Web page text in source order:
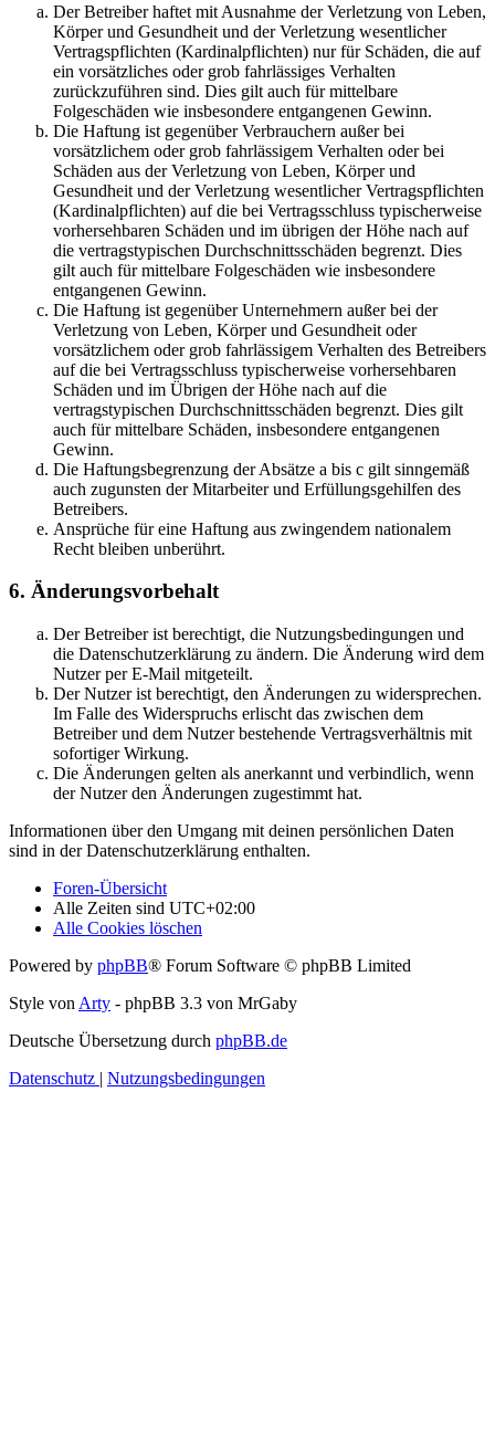
Der Betreiber haftet mit Ausnahme der Verletzung von Leben,
Körper und Gesundheit und der Verletzung wesentlicher
Vertragspflichten (Kardinalpflichten) nur für Schäden, die auf
ein vorsätzliches oder grob fahrlässiges Verhalten
zurückzuführen sind. Dies gilt auch für mittelbare
Folgeschäden wie insbesondere entgangenen Gewinn.
Die Haftung ist gegenüber Verbrauchern außer bei
vorsätzlichem oder grob fahrlässigem Verhalten oder bei
Schäden aus der Verletzung von Leben, Körper und
Gesundheit und der Verletzung wesentlicher Vertragspflichten
(Kardinalpflichten) auf die bei Vertragsschluss typischerweise
vorhersehbaren Schäden und im übrigen der Höhe nach auf
die vertragstypischen Durchschnittsschäden begrenzt. Dies
gilt auch für mittelbare Folgeschäden wie insbesondere
entgangenen Gewinn.
Die Haftung ist gegenüber Unternehmern außer bei der
Verletzung von Leben, Körper und Gesundheit oder
vorsätzlichem oder grob fahrlässigem Verhalten des Betreibers
auf die bei Vertragsschluss typischerweise vorhersehbaren
Schäden und im Übrigen der Höhe nach auf die
vertragstypischen Durchschnittsschäden begrenzt. Dies gilt
auch für mittelbare Schäden, insbesondere entgangenen
Gewinn.
Die Haftungsbegrenzung der Absätze a bis c gilt sinngemäß
auch zugunsten der Mitarbeiter und Erfüllungsgehilfen des
Betreibers.
Ansprüche für eine Haftung aus zwingendem nationalem
Recht bleiben unberührt.
6. Änderungsvorbehalt
Der Betreiber ist berechtigt, die Nutzungsbedingungen und
die Datenschutzerklärung zu ändern. Die Änderung wird dem
Nutzer per E-Mail mitgeteilt.
Der Nutzer ist berechtigt, den Änderungen zu widersprechen.
Im Falle des Widerspruchs erlischt das zwischen dem
Betreiber und dem Nutzer bestehende Vertragsverhältnis mit
sofortiger Wirkung.
Die Änderungen gelten als anerkannt und verbindlich, wenn
der Nutzer den Änderungen zugestimmt hat.
Informationen über den Umgang mit deinen persönlichen Daten
sind in der Datenschutzerklärung enthalten.
Foren-Übersicht
Alle Zeiten sind UTC+02:00
Alle Cookies löschen
Powered by phpBB® Forum Software © phpBB Limited
Style von Arty - phpBB 3.3 von MrGaby
Deutsche Übersetzung durch phpBB.de
Datenschutz | Nutzungsbedingungen